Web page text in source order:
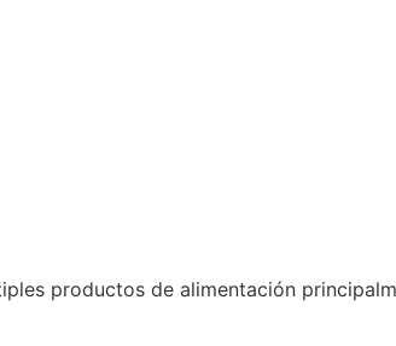
productos de alimentación